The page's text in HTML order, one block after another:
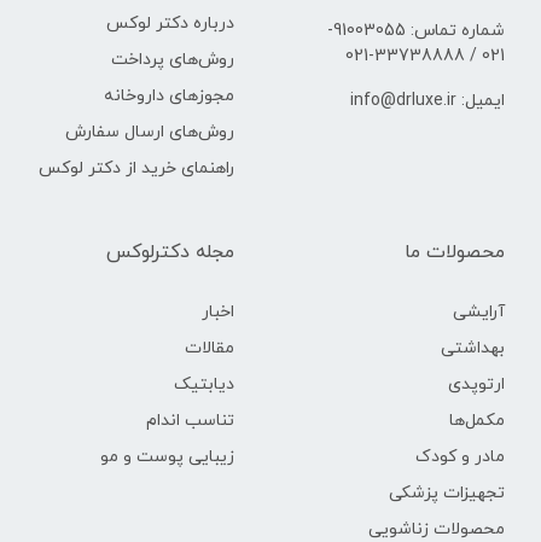
شماره تماس: 91003055-
021 / 33738888-021
ایمیل: info@drluxe.ir
درباره دکتر لوکس
روش‌های پرداخت
مجوزهای داروخانه
روش‌های ارسال سفارش
راهنمای خرید از دکتر لوکس
محصولات ما
آرایشی
بهداشتی
ارتوپدی
مکمل‌ها
مادر و کودک
تجهیزات پزشکی
محصولات زناشویی
مجله دکترلوکس
اخبار
مقالات
دیابتیک
تناسب اندام
زیبایی پوست و مو